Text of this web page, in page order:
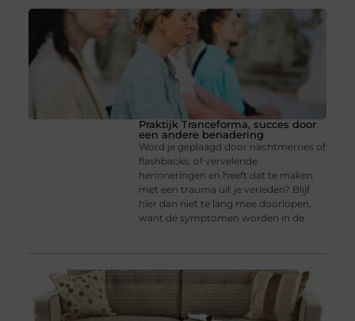
Praktijk Tranceforma, succes door
een andere benadering
Word je geplaagd door nachtmerries of
flashbacks, of vervelende
herinneringen en heeft dat te maken
met een trauma uit je verleden? Blijf
hier dan niet te lang mee doorlopen,
want de symptomen worden in de